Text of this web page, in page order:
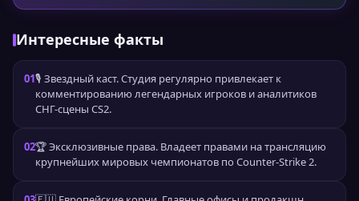
Интересные факты
01🎙️ Звездный каст. Студия регулярно привлекает к
комментированию легендарных игроков и аналитиков
СНГ-сцены CS2.
02🏆 Эксклюзивные права. Владеет правами на трансляцию
крупнейших мировых чемпионатов по Counter-Strike 2.